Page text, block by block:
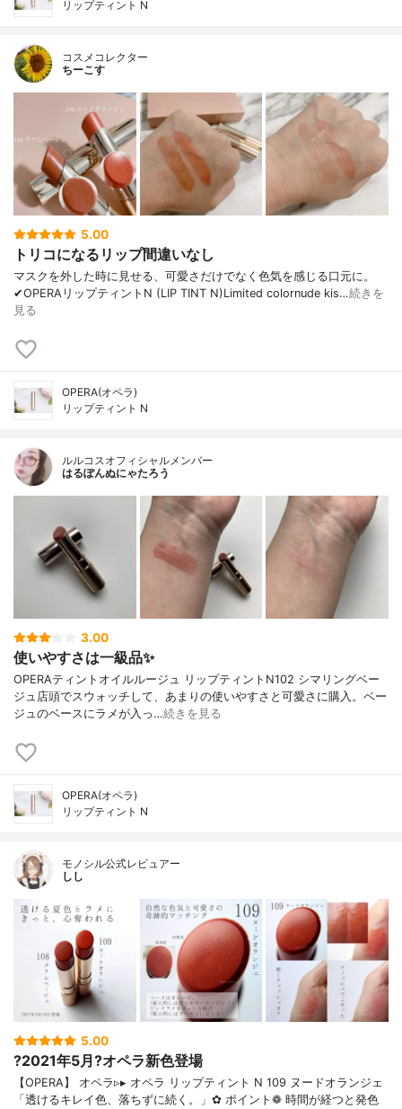
リップティント N
コスメコレクター
ちーこす
5.00
トリコになるリップ間違いなし
マスクを外した時に見せる、可愛さだけでなく色気を感じる口元に。
✔︎OPERAリップティントN (LIP TINT N)Limited colornude kis…続きを
見る
OPERA(オペラ)
リップティント N
ルルコスオフィシャルメンバー
はるぽんぬにゃたろう
3.00
使いやすさは一級品✨
OPERAティントオイルルージュ リップティントN102 シマリングベー
ジュ店頭でスウォッチして、あまりの使いやすさと可愛さに購入。ベー
ジュのベースにラメが入っ…続きを見る
OPERA(オペラ)
リップティント N
モノシル公式レビュアー
しし
5.00
?2021年5月?オペラ新色登場
【OPERA】 オペラ▹▸ オペラ リップティント N 109 ヌードオランジェ
「透けるキレイ色、落ちずに続く。」✿ ポイント❁︎ 時間が経つと発色